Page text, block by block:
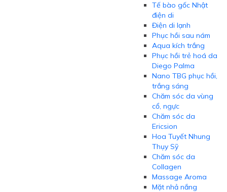
Tế bào gốc Nhật
điện di
Điện di lạnh
Phục hồi sau nám
Aqua kích trắng
Phục hồi trẻ hoá da
Diego Palma
Nano TBG phục hồi,
trắng sáng
Chăm sóc da vùng
cổ, ngực
Chăm sóc da
Ericsion
Hoa Tuyết Nhung
Thụy Sỹ
Chăm sóc da
Collagen
Massage Aroma
Mặt nhả nắng